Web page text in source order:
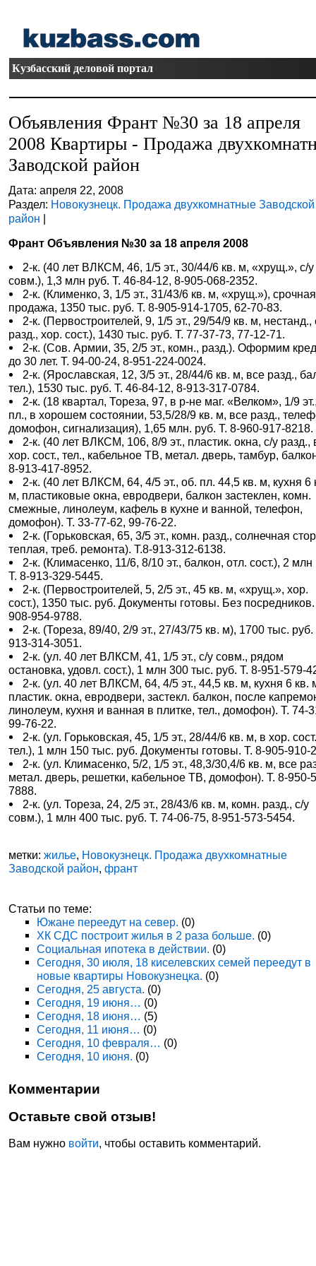
Кузбасский деловой портал
Объявления Франт №30 за 18 апреля
2008 Квартиры - Продажа
Заводской район
Дата: апреля 22, 2008
Раздел: Новокузнецк. Продажа двухкомнатные Заводской
район |
Франт Объявления №30 за 18 апреля 2008
2-к. (40 лет ВЛКСМ, 46, 1/5 эт., 30/44/6 кв. м, «хрущ.», с/у
совм.), 1,3 млн руб. Т. 46-84-12, 8-905-068-2352.
2-к. (Клименко, 3, 1/5 эт., 31/43/6 кв. м, «хрущ.»), срочная
продажа, 1350 тыс. руб. Т. 8-905-914-1705, 62-70-83.
2-к. (Первостроителей, 9, 1/5 эт., 29/54/9 кв. м, нестанд.,
разд., хор. сост.), 1430 тыс. руб. Т. 77-37-73, 77-12-71.
2-к. (Сов. Армии, 35, 2/5 эт., комн., разд.). Оформим
до 30 лет. Т. 94-00-24, 8-951-224-0024.
2-к. (Ярославская, 12, 3/5 эт., 28/44/6 кв. м, все разд.,
тел.), 1530 тыс. руб. Т. 46-84-12, 8-913-317-0784.
2-к. (18 квартал, Тореза, 97, в р-не маг. «Велком», 1/9
пл., в хорошем состоянии, 53,5/28/9 кв. м, все разд.,
домофон, сигнализация), 1,65 млн. руб. Т. 8-960-917-8218.
2-к. (40 лет ВЛКСМ, 106, 8/9 эт., пластик. окна, с/у разд.,
хор. сост., тел., кабельное ТВ, метал. дверь, тамбур,
8-913-417-8952.
2-к. (40 лет ВЛКСМ, 64, 4/5 эт., об. пл. 44,5 кв. м, кухня 6
м, пластиковые окна, евродвери, балкон застеклен, комн.
смежные, линолеум, кафель в кухне и ванной, телефон,
домофон). Т. 33-77-62, 99-76-22.
2-к. (Горьковская, 65, 3/5 эт., комн. разд., солнечная
теплая, треб. ремонта). Т.8-913-312-6138.
2-к. (Климасенко, 11/6, 8/10 эт., балкон, отл. сост.), 2 млн
Т. 8-913-329-5445.
2-к. (Первостроителей, 5, 2/5 эт., 45 кв. м, «хрущ.», хор.
сост.), 1350 тыс. руб. Документы готовы. Без
908-954-9788.
2-к. (Тореза, 89/40, 2/9 эт., 27/43/75 кв. м), 1700 тыс. руб.
913-314-3051.
2-к. (ул. 40 лет ВЛКСМ, 41, 1/5 эт., с/у совм., рядом
остановка, удовл. сост.), 1 млн 300 тыс. руб. Т. 8-951-579-
2-к. (ул. 40 лет ВЛКСМ, 64, 4/5 эт., 44,5 кв. м, кухня 6 кв.
пластик. окна, евродвери, застекл. балкон, после
линолеум, кухня и ванная в плитке, тел., домофон). Т. 74-
99-76-22.
2-к. (ул. Горьковская, 45, 1/5 эт., 28/44/6 кв. м, в хор.
тел.), 1 млн 150 тыс. руб. Документы готовы. Т. 8-905-910-
2-к. (ул. Климасенко, 5/2, 1/5 эт., 48,3/30,4/6 кв. м, все
метал. дверь, решетки, кабельное ТВ, домофон). Т. 8-950-
7888.
2-к. (ул. Тореза, 24, 2/5 эт., 28/43/6 кв. м, комн. разд., с/у
совм.), 1 млн 400 тыс. руб. Т. 74-06-75, 8-951-573-5454.
метки:жилье, Новокузнецк. Продажа двухкомнатные
Заводской район,франт
Статьи по теме:
Южане переедут на север. (0)
ХК СДС построит жилья в 2 раза больше. (0)
Социальная ипотека в действии. (0)
Сегодня, 30 июля, 18 киселевских семей переедут в
новые квартиры Новокузнецка. (0)
Сегодня, 25 августа. (0)
Сегодня, 19 июня… (0)
Сегодня, 18 июня… (5)
Сегодня, 11 июня… (0)
Сегодня, 10 февраля… (0)
Сегодня, 10 июня. (0)
Комментарии
Оставьте свой отзыв!
Вам нужно войти, чтобы оставить комментарий.